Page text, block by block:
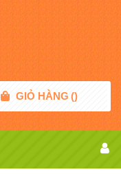
GIỎ HÀNG ()